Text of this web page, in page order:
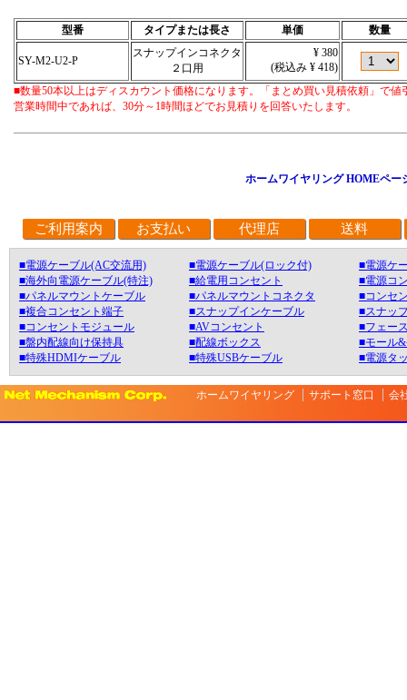
型番 タイプまたは長さ 単価 数量
SY-M2-U2-P
スナップインコネクタ
２口用
¥ 380
(税込み ¥ 418)
■数量50本以上はディスカウント価格になります。「まとめ買い見積依頼」で値
営業時間中であれば、30分～1時間ほどでお見積りを回答いたします。
ホームワイヤリング HOMEペー
ご利用案内 お支払い 代理店 送料
■電源ケーブル(AC交流用) ■電源ケーブル(ロック付)
■電源ケ
■海外向電源ケーブル(特注)
■給電用コンセント
■電源コ
■パネルマウントケーブル
■パネルマウントコネクタ
■コンセ
■複合コンセント端子
■スナップインケーブル
■スナッ
■コンセントモジュール
■AVコンセント
■フェー
■盤内配線向け保持具
■配線ボックス
■モール
■特殊HDMIケーブル
■特殊USBケーブル ■電源タ
ホームワイヤリング サポート窓口 会